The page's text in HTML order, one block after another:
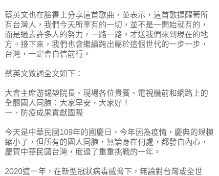
蔡英文也在臉書上分享這首歌曲，並表示，這首歌提醒著所
有台灣人，我們今天所享有的一切，並不是一開始就有的，
而是過去許多人的努力，一路一路，才送我們來到現在的地
方。接下來，我們也會繼續跨出屬於這個世代的一步一步，
台灣，一定會自信前行。
蔡英文致詞全文如下：
大會主席游錫堃院長、現場各位貴賓、電視機前和網路上的
全體國人同胞：大家早安，大家好！
一、防疫成果貢獻國際
今天是中華民國109年的國慶日，今年因為疫情，慶典的規模
縮小了，但所有的國人同胞，無論身在何處，都發自內心，
慶賀中華民國台灣，度過了重重挑戰的一年。
2020這一年，在新型冠狀病毒威脅下，無論對台灣或全世